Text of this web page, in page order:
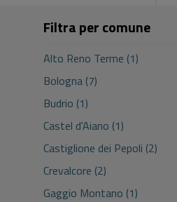
Filtra per comune
Alto Reno Terme (1)
Bologna (7)
Budrio (1)
Castel d'Aiano (1)
Castiglione dei Pepoli (2)
Crevalcore (2)
Gaggio Montano (1)